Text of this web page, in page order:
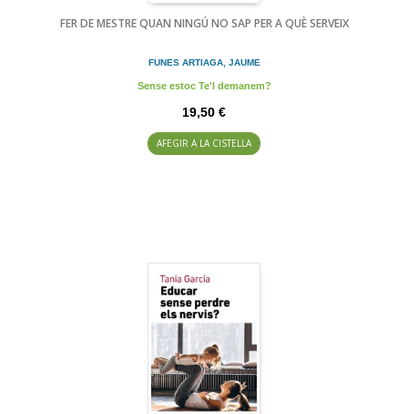
FER DE MESTRE QUAN NINGÚ NO SAP PER A QUÈ SERVEIX
FUNES ARTIAGA, JAUME
Sense estoc Te'l demanem?
19,50 €
AFEGIR A LA CISTELLA